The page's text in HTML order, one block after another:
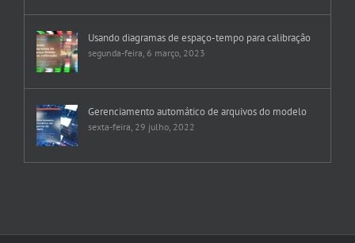
Usando diagramas de espaço-tempo para calibração
segunda-feira, 6 março, 2023
Gerenciamento automático de arquivos do modelo
sexta-feira, 29 julho, 2022